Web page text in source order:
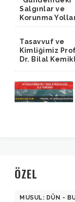
Salgınlar ve
Korunma
Tasavvuf ve
Kimliğimiz
Dr. Bilal
ÖZEL
MUSUL: DÜN -